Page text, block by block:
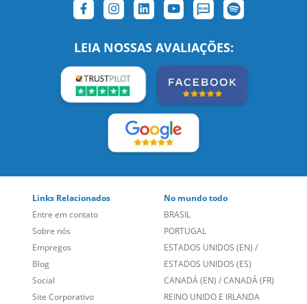
SIGA-NOS:
LEIA NOSSAS AVALIAÇÕES:
Links Relacionados
Entre em contato
No mundo todo
BRASIL